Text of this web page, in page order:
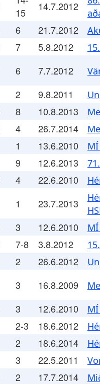
15
14.7.2012
6 21.7.2012
7 5.8.2012
6 7.7.2012
2 9.8.2011
8 10.8.2013
4 26.7.2014
1 13.6.2010
9 12.6.2013
4 22.6.2010
1 23.7.2013
3 12.6.2010
7-8 3.8.2012
2 26.6.2012
3 16.8.2009
3 12.6.2010
2-3 18.6.2012
2 18.6.2014
3 22.5.2011
2 17.7.2014